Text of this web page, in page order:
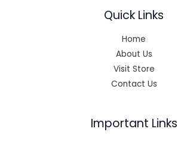
Quick Links
Home
About Us
Visit Store
Contact Us
Important Links